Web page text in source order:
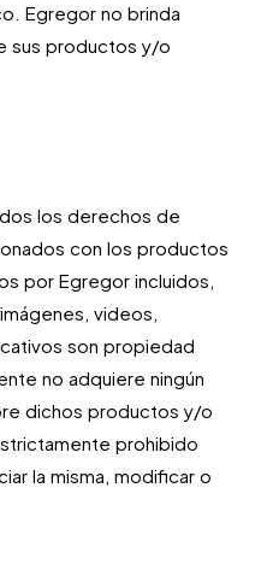
Egregor no brinda
sus productos y/o
los derechos de
con los productos
por Egregor incluidos,
videos,
son propiedad
no adquiere ningún
dichos productos y/o
prohibido
la misma, modificar o